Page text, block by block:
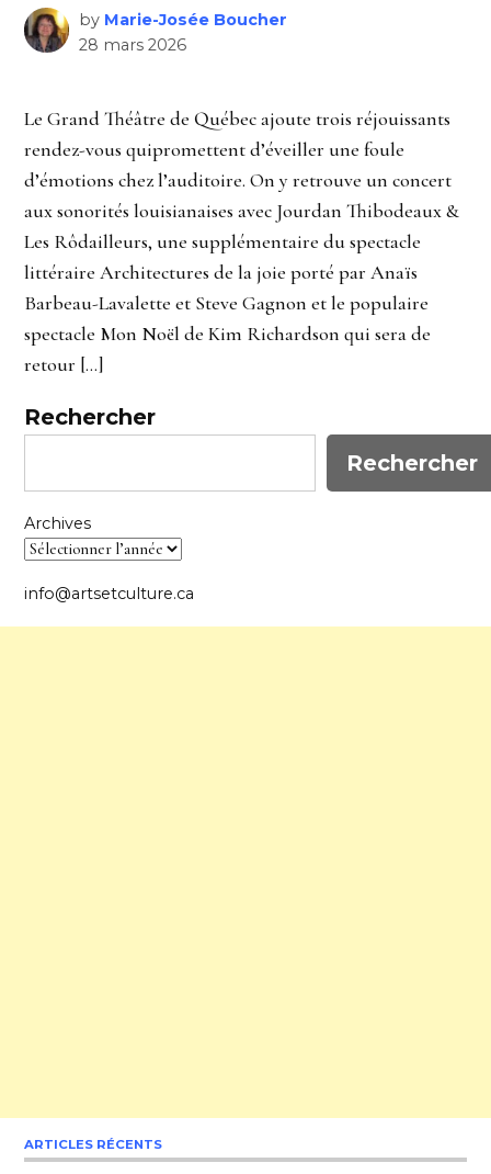
by Marie-Josée Boucher
28 mars 2026
Le Grand Théâtre de Québec ajoute trois réjouissants
rendez-vous quipromettent d’éveiller une foule
d’émotions chez l’auditoire. On y retrouve un concert
aux sonorités louisianaises avec Jourdan Thibodeaux &
Les Rôdailleurs, une supplémentaire du spectacle
littéraire Architectures de la joie porté par Anaïs
Barbeau-Lavalette et Steve Gagnon et le populaire
spectacle Mon Noël de Kim Richardson qui sera de
retour […]
Rechercher
Rechercher
Archives
info@artsetculture.ca
ARTICLES RÉCENTS